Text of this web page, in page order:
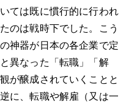
ては既に慣行的に行われ
のは戦時下でした。こう
神器が日本の各企業で定
異なった「転職」「解
が醸成されていくことと
に、転職や解雇（又は一